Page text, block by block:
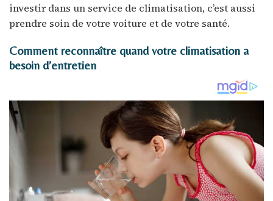
investir dans un service de climatisation, c’est aussi
prendre soin de votre voiture et de votre santé.
Comment reconnaître quand votre climatisation a
besoin d’entretien